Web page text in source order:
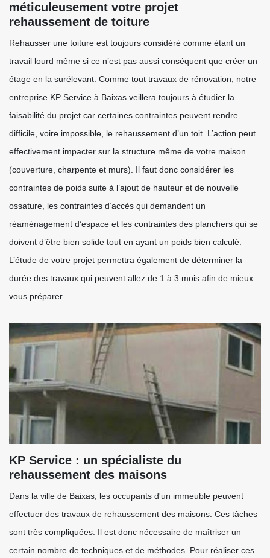
méticuleusement votre projet
rehaussement de toiture
Rehausser une toiture est toujours considéré comme étant un
travail lourd même si ce n’est pas aussi conséquent que créer un
étage en la surélevant. Comme tout travaux de rénovation, notre
entreprise KP Service à Baixas veillera toujours à étudier la
faisabilité du projet car certaines contraintes peuvent rendre
difficile, voire impossible, le rehaussement d’un toit. L’action peut
effectivement impacter sur la structure même de votre maison
(couverture, charpente et murs). Il faut donc considérer les
contraintes de poids suite à l’ajout de hauteur et de nouvelle
ossature, les contraintes d’accès qui demandent un
réaménagement d’espace et les contraintes des planchers qui se
doivent d’être bien solide tout en ayant un poids bien calculé.
L’étude de votre projet permettra également de déterminer la
durée des travaux qui peuvent allez de 1 à 3 mois afin de mieux
vous préparer.
KP Service : un spécialiste du
rehaussement des maisons
Dans la ville de Baixas, les occupants d'un immeuble peuvent
effectuer des travaux de rehaussement des maisons. Ces tâches
sont très compliquées. Il est donc nécessaire de maîtriser un
certain nombre de techniques et de méthodes. Pour réaliser ces